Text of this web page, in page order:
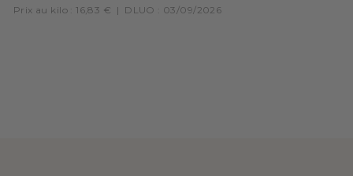
Prix au kilo : 16,83 € | DLUO : 03/09/2026